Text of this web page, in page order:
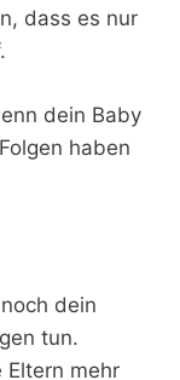
dass es nur
dein Baby
haben
dein
tun.
mehr